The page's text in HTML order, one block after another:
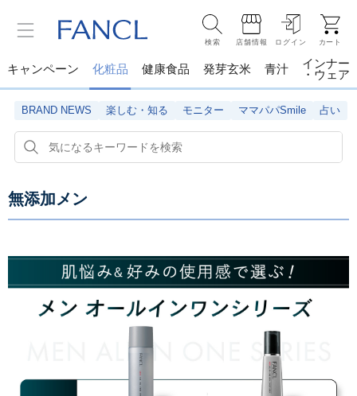
検索 店舗情報 ログイン カート
キャンペーン 化粧品 健康食品 発芽玄米 青汁
インナー
・ウェア
BRAND NEWS 楽しむ・知る モニター ママパパSmile 占い
無添加メン